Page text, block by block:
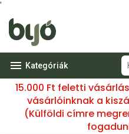
'
Kategóriák
15.000 Ft feletti
vásárlóinknak a
(Külföldi címre